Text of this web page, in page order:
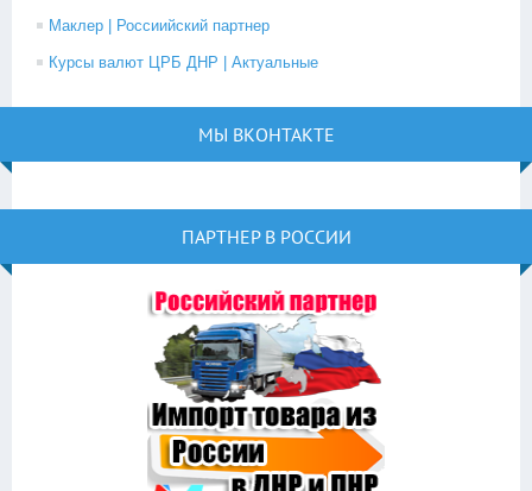
Маклер | Россиийский партнер
Курсы валют ЦРБ ДНР | Актуальные
МЫ ВКОНТАКТЕ
ПАРТНЕР В РОССИИ